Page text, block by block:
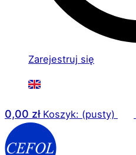
Zarejestruj się
0,00 zł Koszyk: (pusty)